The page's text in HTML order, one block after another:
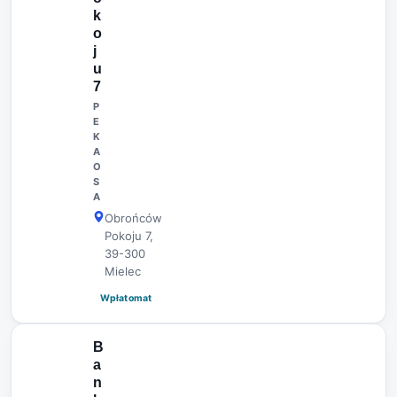
k
o
j
u
7
P
E
K
A
O
S
A
Obrońców
Pokoju 7,
39-300
Mielec
Wpłatomat
B
a
n